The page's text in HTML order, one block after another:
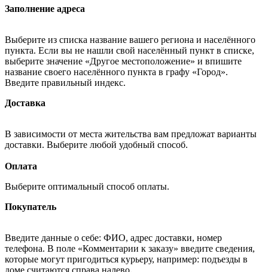
Заполнение адреса
Выберите из списка название вашего региона и населённого
пункта. Если вы не нашли свой населённый пункт в списке,
выберите значение «Другое местоположение» и впишите
название своего населённого пункта в графу «Город».
Введите правильный индекс.
Доставка
В зависимости от места жительства вам предложат варианты
доставки. Выберите любой удобный способ.
Оплата
Выберите оптимальный способ оплаты.
Покупатель
Введите данные о себе: ФИО, адрес доставки, номер
телефона. В поле «Комментарии к заказу» введите сведения,
которые могут пригодиться курьеру, например: подъезды в